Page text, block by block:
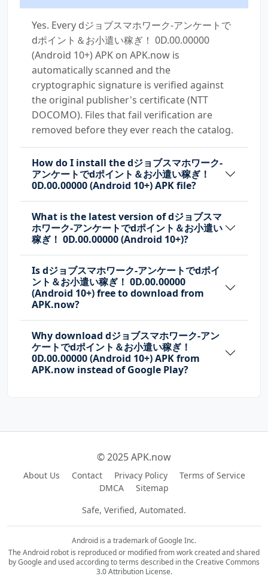
Yes. Every dジョブスマホワーク-アンケートで
dポイント＆お小遣い稼ぎ！ 0D.00.00000
(Android 10+) APK on APK.now is
automatically scanned and the
cryptographic signature is verified against
the original publisher's certificate (NTT
DOCOMO). Files that fail verification are
removed before they ever reach the catalog.
How do I install the dジョブスマホワーク-
アンケートでdポイント＆お小遣い稼ぎ！
0D.00.00000 (Android 10+) APK file?
What is the latest version of dジョブスマ
ホワーク-アンケートでdポイント＆お小遣い
稼ぎ！ 0D.00.00000 (Android 10+)?
Is dジョブスマホワーク-アンケートでdポイ
ント＆お小遣い稼ぎ！ 0D.00.00000
(Android 10+) free to download from
APK.now?
Why download dジョブスマホワーク-アン
ケートでdポイント＆お小遣い稼ぎ！
0D.00.00000 (Android 10+) APK from
APK.now instead of Google Play?
© 2025 APK.now
About Us Contact Privacy Policy
Terms of Service
DMCA
Sitemap
Safe, Verified, Automated.
Android is a trademark of Google Inc.
The Android robot is reproduced or modified from work created and shared
by Google and used according to terms described in the Creative Commons
3.0 Attribution License.